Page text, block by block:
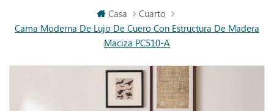
Casa
Cuarto
Cama Moderna De Lujo De Cuero Con Estructura De Madera
Maciza PC510-A